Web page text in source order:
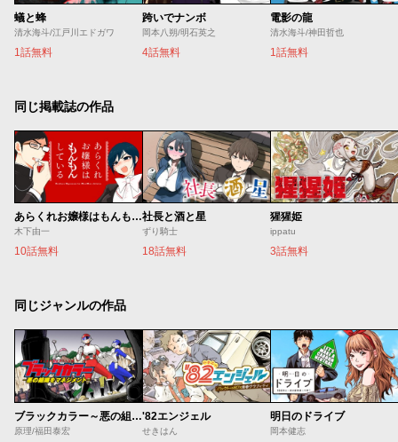
蟻と蜂
清水海斗/江戸川エドガワ
1話無料
跨いでナンボ
岡本八朔/明石英之
4話無料
電影の龍
清水海斗/神田哲也
1話無料
同じ掲載誌の作品
あらくれお嬢様はもんもんしている
木下由一
10話無料
社長と酒と星
ずり騎士
18話無料
猩猩姫
ippatu
3話無料
同じジャンルの作品
ブラックカラー～悪の組織をマネジメント～
原理/福田泰宏
'82エンジェル
せきはん
明日のドライブ
岡本健志